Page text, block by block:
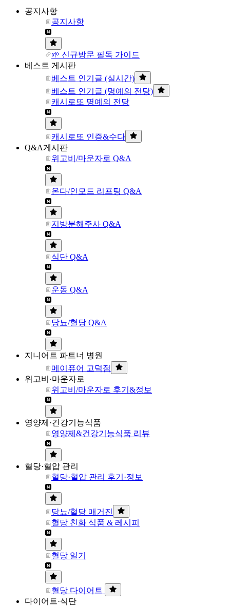
공지사항
공지사항
🌱 신규방문 필독 가이드
베스트 게시판
베스트 인기글 (실시간)
베스트 인기글 (명예의 전당)
캐시로또 명예의 전당
캐시로또 인증&수다
Q&A게시판
위고비/마운자로 Q&A
온다/인모드 리프팅 Q&A
지방분해주사 Q&A
식단 Q&A
운동 Q&A
당뇨/혈당 Q&A
지니어트 파트너 병원
메이퓨어 고덕점
위고비·마운자로
위고비/마운자로 후기&정보
영양제·건강기능식품
영양제&건강기능식품 리뷰
혈당·혈압 관리
혈당·혈압 관리 후기·정보
당뇨/혈당 매거진
혈당 친화 식품 & 레시피
혈당 일기
혈당 다이어트
다이어트·식단